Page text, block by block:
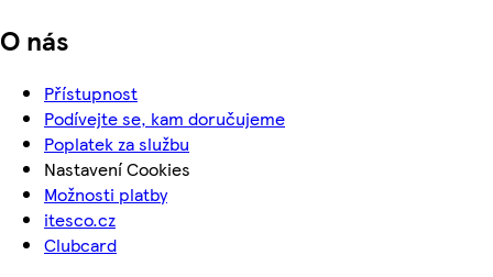
O nás
Přístupnost
Podívejte se, kam doručujeme
Poplatek za službu
Nastavení Cookies
Možnosti platby
itesco.cz
Clubcard